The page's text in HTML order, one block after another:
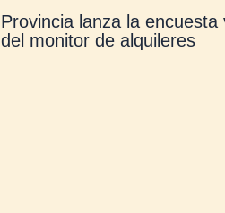
Provincia lanza la encuesta
del monitor de alquileres